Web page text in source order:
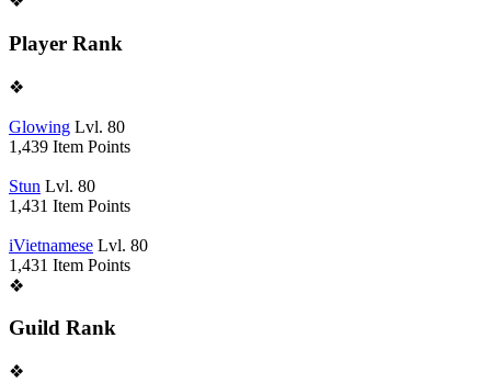
Player Rank
❖
Glowing Lvl. 80
1,439 Item Points
Stun Lvl. 80
1,431 Item Points
iVietnamese Lvl. 80
1,431 Item Points
❖
Guild Rank
❖